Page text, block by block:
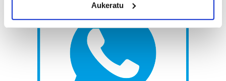
Identify your device by actively scanning it for
specific characteristics (fingerprinting)
Find out more about how your personal data is processed
and set your preferences in the
details section
Guk eta gure bazkideek zure datu pertsonalak
Aukeratu